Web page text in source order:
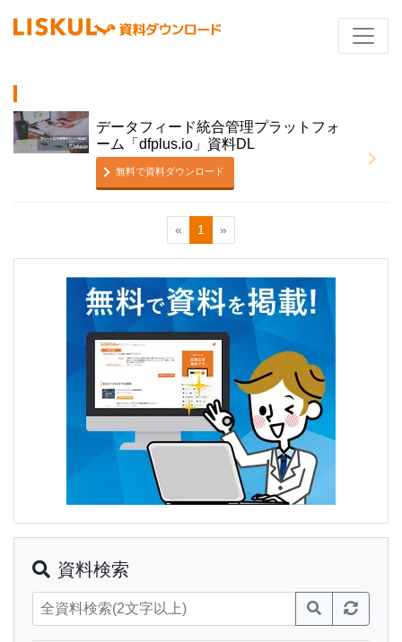
データフィード統合管理プラットフォ
ーム「dfplus.io」資料DL
無料で資料ダウンロード
« 1 »
資料検索